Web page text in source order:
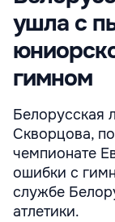
ушла с
гимном
Белорусская
Скворцова,
чемпионате
ошибки с
службе
атлетики.